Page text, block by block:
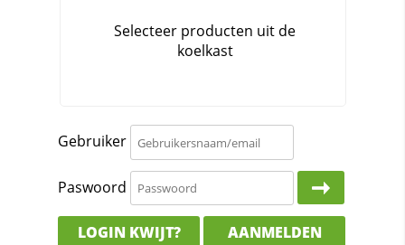
Gebruiker
Paswoord
LOGIN KWIJT? AANMELDEN